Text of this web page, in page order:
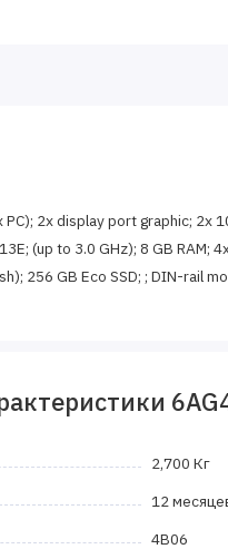
PC); 2x display port graphic;
(up to 3.0 GHz); 8 GB RAM;
256 GB Eco SSD; ; DIN-rail
2,700 Кг
12
4B06